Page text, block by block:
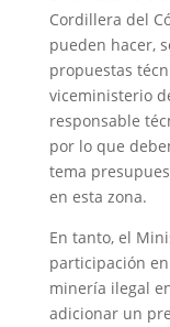
Cordillera del
pueden hacer,
propuestas
viceministerio
responsable
por lo que
tema
en esta zona.
En tanto, el
participación
minería ilegal
adicionar un